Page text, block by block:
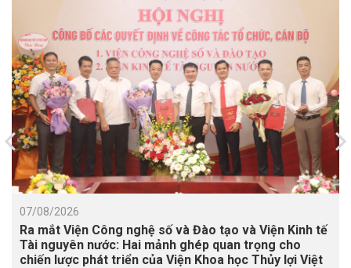
07/08/2026
Ra mắt Viện Công nghệ số và Đào tạo và Viện Kinh tế
Tài nguyên nước: Hai mảnh ghép quan trọng cho
chiến lược phát triển của Viện Khoa học Thủy lợi Việt